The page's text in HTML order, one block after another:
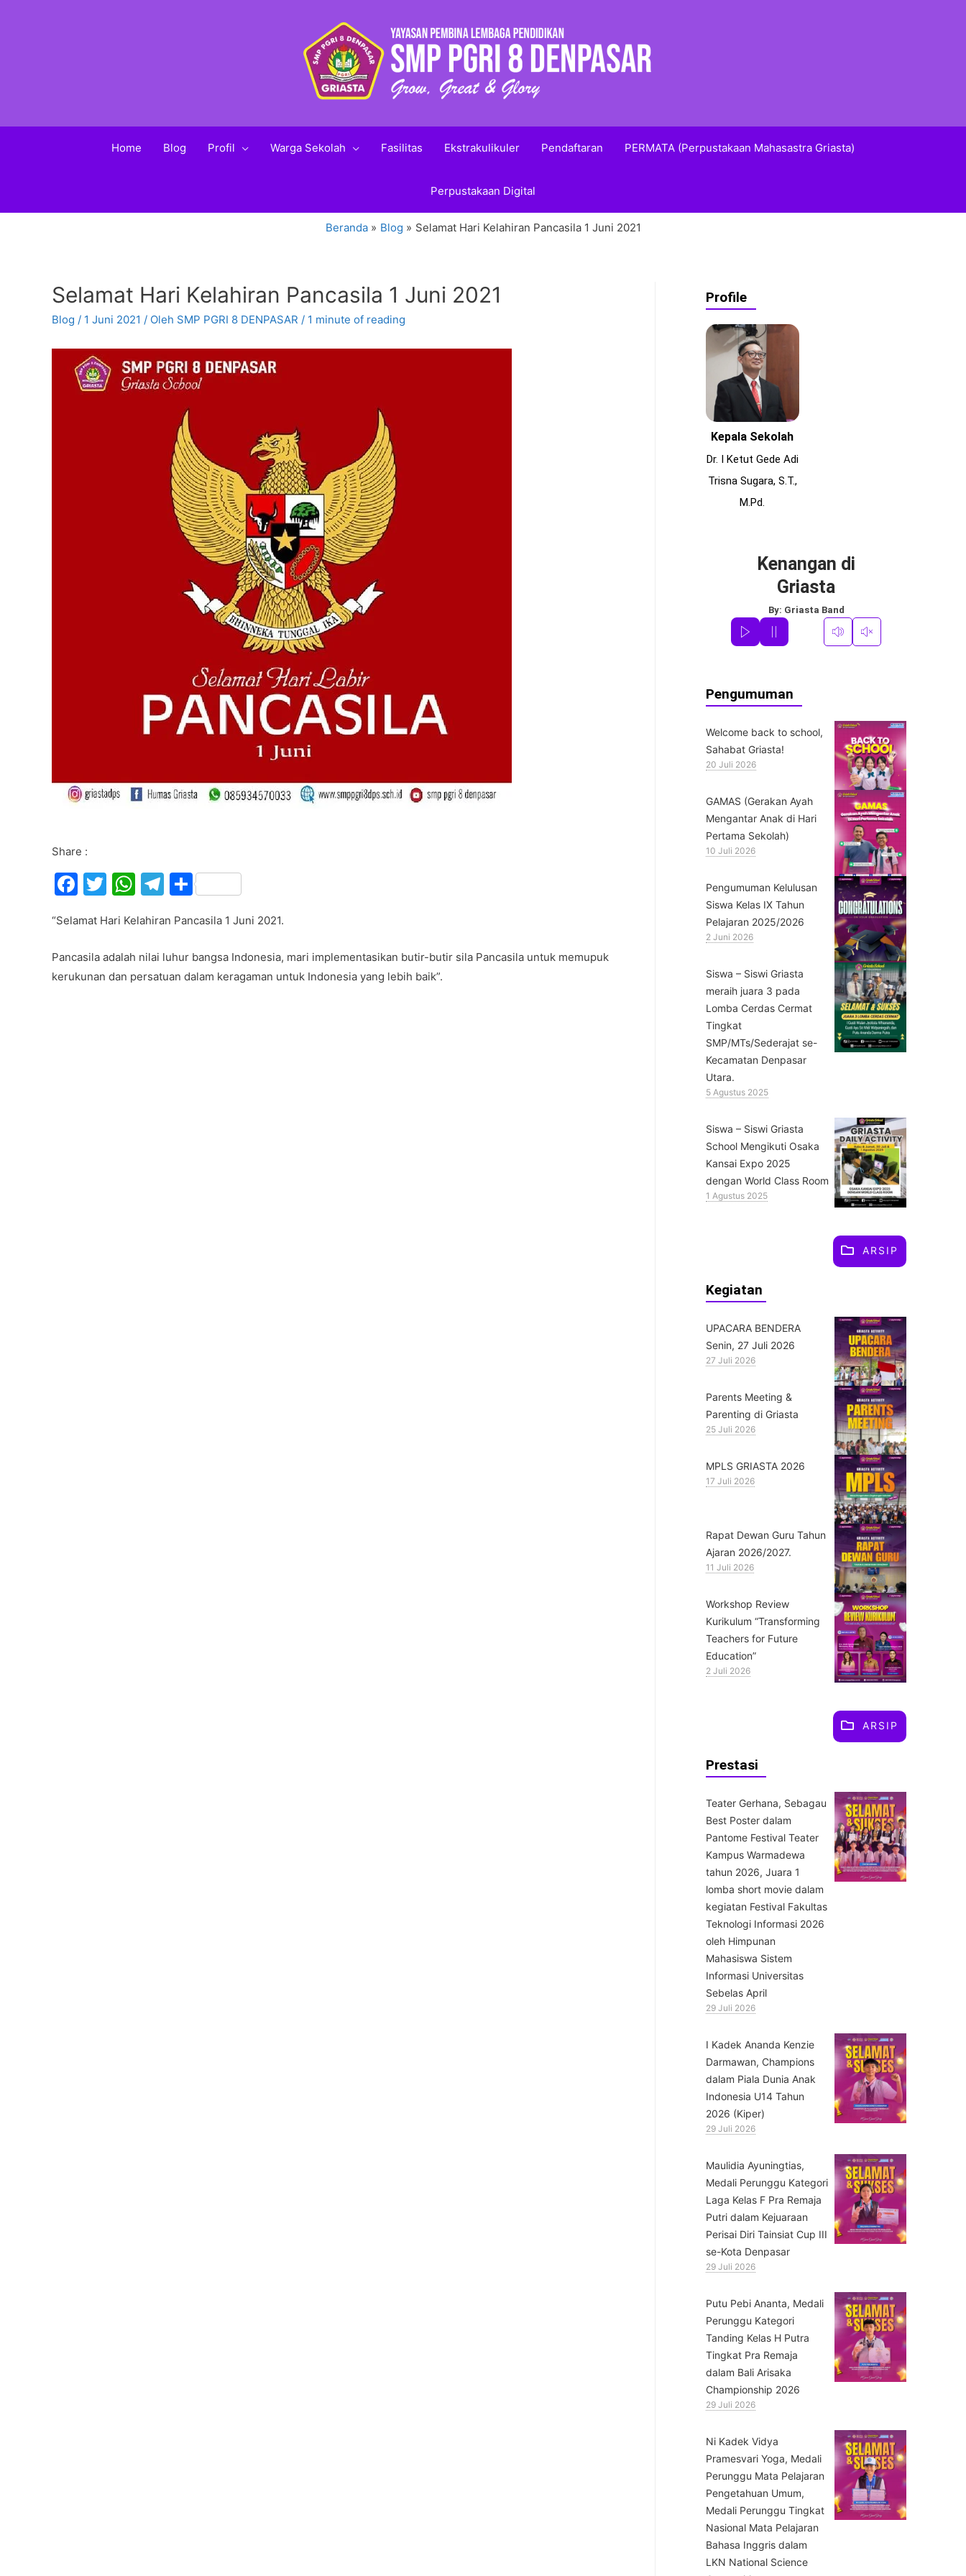
Home Blog Profil Warga Sekolah Fasilitas Ekstrakulikuler Pendaftaran PERMATA (Perpustakaan Mahasastra Griasta)
Perpustakaan Digital
Beranda Blog Selamat Hari Kelahiran Pancasila 1 Juni 2021
Selamat Hari Kelahiran Pancasila 1 Juni 2021
Blog / 1 Juni 2021 / Oleh SMP PGRI 8 DENPASAR / 1 minute of reading
Share :
F
c
e
b
T
itt
er
W
at
s
A
T
e
gr
a
S
ar
e
“Selamat Hari Kelahiran Pancasila 1 Juni 2021.
Pancasila adalah nilai luhur bangsa Indonesia, mari implementasikan butir-butir sila Pancasila untuk memupuk
kerukunan dan persatuan dalam keragaman untuk Indonesia yang lebih baik”.
Profile
Kepala Sekolah
Dr. I Ketut Gede Adi
Trisna Sugara, S.T.,
M.Pd.
Kenangan di
Griasta
By: Griasta Band
Pengumuman
Welcome back to school,
Sahabat Griasta!
20 Juli 2026
GAMAS (Gerakan Ayah
Mengantar Anak di Hari
Pertama Sekolah)
10 Juli 2026
Pengumuman Kelulusan
Siswa Kelas IX Tahun
Pelajaran 2025/2026
2 Juni 2026
Siswa – Siswi Griasta
meraih juara 3 pada
Lomba Cerdas Cermat
Tingkat
SMP/MTs/Sederajat se-
Kecamatan Denpasar
Utara.
5 Agustus 2025
Siswa – Siswi Griasta
School Mengikuti Osaka
Kansai Expo 2025
dengan World Class Room
1 Agustus 2025
ARSIP
Kegiatan
UPACARA BENDERA
Senin, 27 Juli 2026
27 Juli 2026
Parents Meeting &
Parenting di Griasta
25 Juli 2026
MPLS GRIASTA 2026
17 Juli 2026
Rapat Dewan Guru Tahun
Ajaran 2026/2027.
11 Juli 2026
Workshop Review
Kurikulum “Transforming
Teachers for Future
Education”
2 Juli 2026
ARSIP
Prestasi
Teater Gerhana, Sebagau
Best Poster dalam
Pantome Festival Teater
Kampus Warmadewa
tahun 2026, Juara 1
lomba short movie dalam
kegiatan Festival Fakultas
Teknologi Informasi 2026
oleh Himpunan
Mahasiswa Sistem
Informasi Universitas
Sebelas April
29 Juli 2026
⁠I Kadek Ananda Kenzie
Darmawan, Champions
dalam Piala Dunia Anak
Indonesia U14 Tahun
2026 (Kiper)
29 Juli 2026
⁠Maulidia Ayuningtias,
Medali Perunggu Kategori
Laga Kelas F Pra Remaja
Putri dalam Kejuaraan
Perisai Diri Tainsiat Cup III
se-Kota Denpasar
29 Juli 2026
Putu Pebi Ananta, Medali
Perunggu Kategori
Tanding Kelas H Putra
Tingkat Pra Remaja
dalam Bali Arisaka
Championship 2026
29 Juli 2026
⁠Ni Kadek Vidya
Pramesvari Yoga, Medali
Perunggu Mata Pelajaran
Pengetahuan Umum,
Medali Perunggu Tingkat
Nasional Mata Pelajaran
Bahasa Inggris dalam
LKN National Science